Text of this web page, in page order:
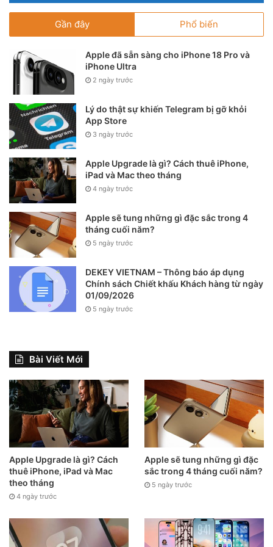
Gần đây Phổ biến
Apple đã sẵn sàng cho iPhone 18 Pro và
iPhone Ultra
2 ngày trước
Lý do thật sự khiến Telegram bị gỡ khỏi
App Store
3 ngày trước
Apple Upgrade là gì? Cách thuê iPhone,
iPad và Mac theo tháng
4 ngày trước
Apple sẽ tung những gì đặc sắc trong 4
tháng cuối năm?
5 ngày trước
DEKEY VIETNAM – Thông báo áp dụng
Chính sách Chiết khấu Khách hàng từ ngày
01/09/2026
5 ngày trước
Bài Viết Mới
Apple Upgrade là gì? Cách
thuê iPhone, iPad và Mac
theo tháng
4 ngày trước
Apple sẽ tung những gì đặc
sắc trong 4 tháng cuối năm?
5 ngày trước